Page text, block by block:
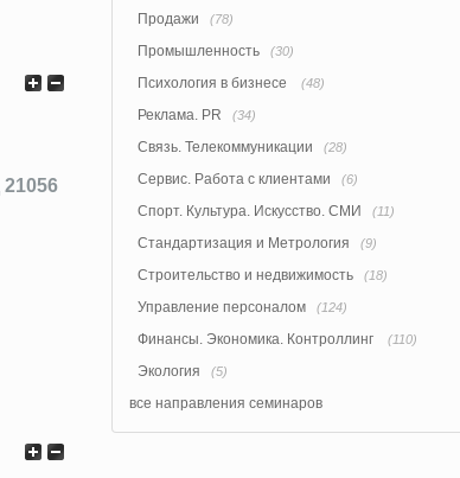
21056
Продажи (78)
Промышленность (30)
Психология в бизнесе (48)
Реклама. PR (34)
Связь. Телекоммуникации (28)
Сервис. Работа с клиентами (6)
Спорт. Культура. Искусство. СМИ (11)
Стандартизация и Метрология (9)
Строительство и недвижимость (18)
Управление персоналом (124)
Финансы. Экономика. Контроллинг (110)
Экология (5)
все направления семинаров